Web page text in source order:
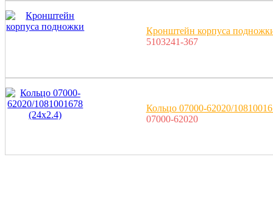
Кронштейн корпуса
5103241-367
Кольцо 07000-62020/
07000-62020